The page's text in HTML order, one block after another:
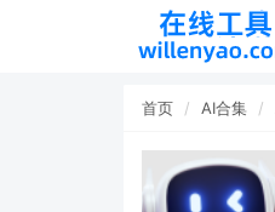
首页 AI合集